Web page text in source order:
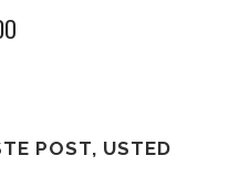
POST, USTED